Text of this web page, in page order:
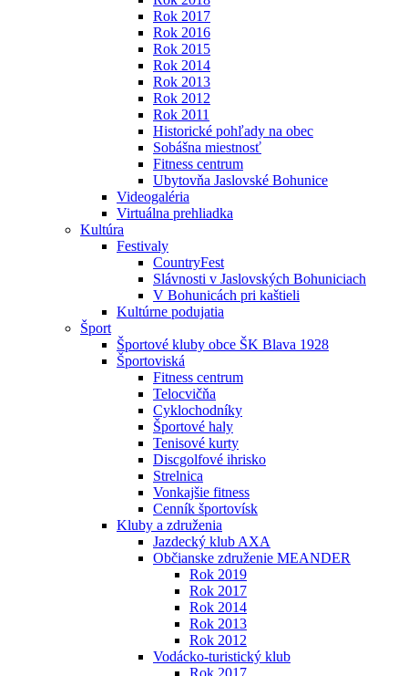
Rok 2017
Rok 2016
Rok 2015
Rok 2014
Rok 2013
Rok 2012
Rok 2011
Historické pohľady na obec
Sobášna miestnosť
Fitness centrum
Ubytovňa Jaslovské Bohunice
Videogaléria
Virtuálna prehliadka
Kultúra
Festivaly
CountryFest
Slávnosti v Jaslovských Bohuniciach
V Bohunicách pri kaštieli
Kultúrne podujatia
Šport
Športové kluby obce ŠK Blava 1928
Športoviská
Fitness centrum
Telocvičňa
Cyklochodníky
Športové haly
Tenisové kurty
Discgolfové ihrisko
Strelnica
Vonkajšie fitness
Cenník športovísk
Kluby a združenia
Jazdecký klub AXA
Občianske združenie MEANDER
Rok 2019
Rok 2017
Rok 2014
Rok 2013
Rok 2012
Vodácko-turistický klub
Rok 2017